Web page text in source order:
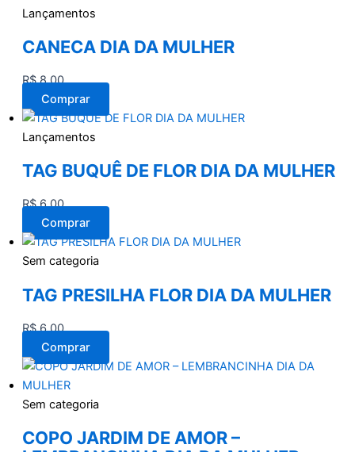
Lançamentos
CANECA DIA DA MULHER
R$8,00
Comprar
Lançamentos
TAG BUQUÊ DE FLOR DIA DA MULHER
R$6,00
Comprar
Sem categoria
TAG PRESILHA FLOR DIA DA MULHER
R$6,00
Comprar
Sem categoria
COPO JARDIM DE AMOR –